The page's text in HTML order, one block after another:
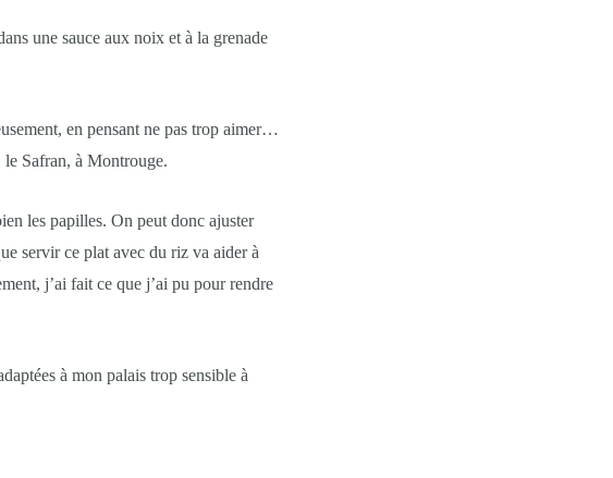
une sauce aux noix et à la grenade
en pensant ne pas trop aimer…
le Safran, à Montrouge.
les papilles. On peut donc ajuster
servir ce plat avec du riz va aider à
j’ai fait ce que j’ai pu pour rendre
à mon palais trop sensible à